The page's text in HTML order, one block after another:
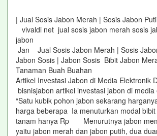
| Jual Sosis Jabon Merah | Sosis Jabon
vivaldi net jual sosis jabon merah sosis
jabon
Jan Jual Sosis Jabon Merah | Sosis
Jabon Sosis | Jabon Sosis Bibit Jabon
Tanaman Buah Buahan
Artikel Investasi Jabon di Media Elektronik
bisnisjabon artikel investasi jabon di
“Satu kubik pohon jabon sekarang
harga beberapa Ia menuturkan modal
tanam hanya Rp Menurutnya jabon
yaitu jabon merah dan jabon putih, dua